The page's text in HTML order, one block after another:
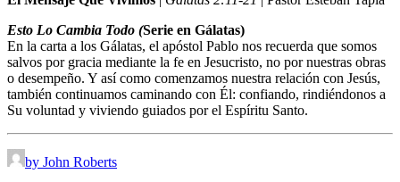
Esto Lo Cambia Todo (Serie en Gálatas)
En la carta a los Gálatas, el apóstol Pablo nos recuerda que somos
salvos por gracia mediante la fe en Jesucristo, no por nuestras obras
o desempeño. Y así como comenzamos nuestra relación con Jesús,
también continuamos caminando con Él: confiando, rindiéndonos a
Su voluntad y viviendo guiados por el Espíritu Santo.
by John Roberts